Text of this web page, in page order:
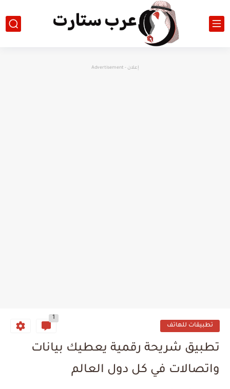
إعلان - Advertisement
تطبيقات للهاتف
1
تطبيق شريحة رقمية يعطيك بيانات
واتصالات في كل دول العالم